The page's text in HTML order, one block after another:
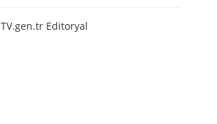
TV.gen.tr Editoryal